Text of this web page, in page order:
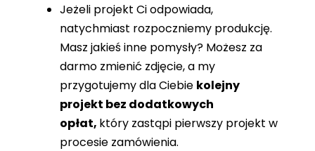
Jeżeli projekt Ci odpowiada,
natychmiast rozpoczniemy produkcję.
Masz jakieś inne pomysły? Możesz za
darmo zmienić zdjęcie, a my
przygotujemy dla Ciebie kolejny
projekt bez dodatkowych
opłat, który zastąpi pierwszy projekt w
procesie zamówienia.